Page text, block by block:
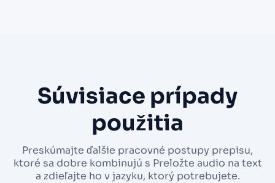
Súvisiace prípady
použitia
Preskúmajte ďalšie pracovné postupy prepisu,
ktoré sa dobre kombinujú s Preložte audio na text
a zdieľajte ho v jazyku, ktorý potrebujete.